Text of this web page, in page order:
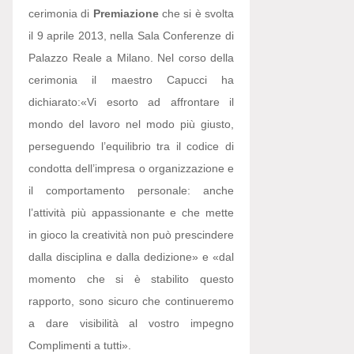
cerimonia di Premiazioneche si è svolta
il 9 aprile 2013, nella Sala Conferenze di
Palazzo Reale a Milano. Nel corso della
cerimonia il maestro Capucci ha
dichiarato:«Vi esorto ad affrontare il
mondo del lavoro nel modo più giusto,
perseguendo l’equilibrio tra il codice di
condotta dell’impresa o organizzazione e
il comportamento personale: anche
l’attività più appassionante e che mette
in gioco la creatività non può prescindere
dalla disciplina e dalla dedizione» e «dal
momento che si è stabilito questo
rapporto, sono sicuro che continueremo
a dare visibilità al vostro impegno
Complimenti a tutti».